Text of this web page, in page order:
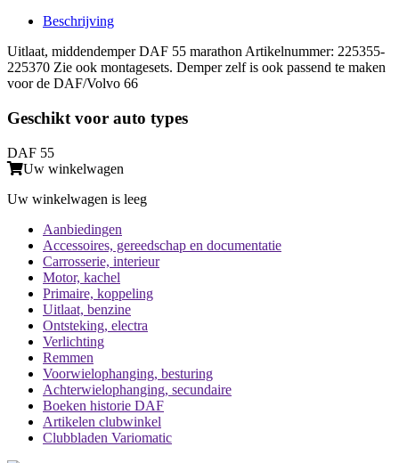
Beschrijving
Uitlaat, middendemper DAF 55 marathon Artikelnummer: 225355-
225370 Zie ook montagesets. Demper zelf is ook passend te maken
voor de DAF/Volvo 66
Geschikt voor auto types
DAF 55
Uw winkelwagen
Uw winkelwagen is leeg
Aanbiedingen
Accessoires, gereedschap en documentatie
Carrosserie, interieur
Motor, kachel
Primaire, koppeling
Uitlaat, benzine
Ontsteking, electra
Verlichting
Remmen
Voorwielophanging, besturing
Achterwielophanging, secundaire
Boeken historie DAF
Artikelen clubwinkel
Clubbladen Variomatic